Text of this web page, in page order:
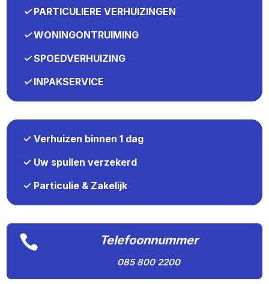
✓PARTICULIERE VERHUIZINGEN
✓WONINGONTRUIMING
✓SPOEDVERHUIZING
✓INPAKSERVICE
✓ Verhuizen binnen 1 dag
✓ Uw spullen verzekerd
✓ Particulie & Zakelijk
 Telefoonnummer
085 800 2200